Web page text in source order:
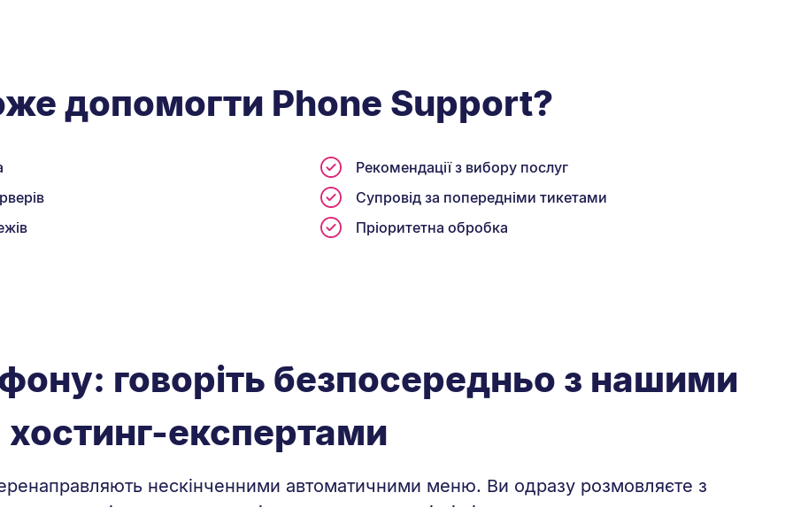
допомогти Phone Support?
Рекомендації з вибору послуг
Супровід за попередніми тикетами
Пріоритетна обробка
говоріть безпосередньо з нашими
хостинг-експертами
нескінченними автоматичними меню. Ви одразу розмовляєте з